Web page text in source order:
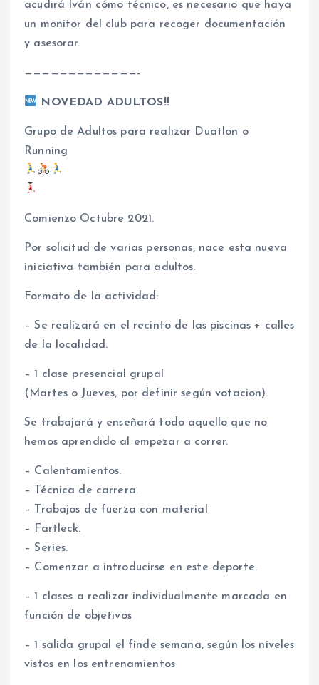
acudirá Iván cómo técnico, es necesario que haya
un monitor del club para recoger documentación
y asesorar.
—————————————-
NOVEDAD ADULTOS!!
Grupo de Adultos para realizar Duatlon o
Running
Comienzo Octubre 2021.
Por solicitud de varias personas, nace esta nueva
iniciativa también para adultos.
Formato de la actividad:
– Se realizará en el recinto de las piscinas + calles
de la localidad.
– 1 clase presencial grupal
(Martes o Jueves, por definir según votacion).
Se trabajará y enseñará todo aquello que no
hemos aprendido al empezar a correr.
– Calentamientos.
– Técnica de carrera.
– Trabajos de fuerza con material
– Fartleck.
– Series.
– Comenzar a introducirse en este deporte.
– 1 clases a realizar individualmente marcada en
función de objetivos
– 1 salida grupal el finde semana, según los niveles
vistos en los entrenamientos